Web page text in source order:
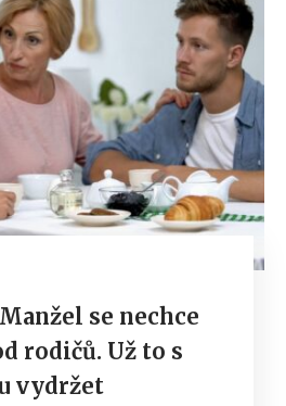
se nechce
rodičů. Už to s
vydržet